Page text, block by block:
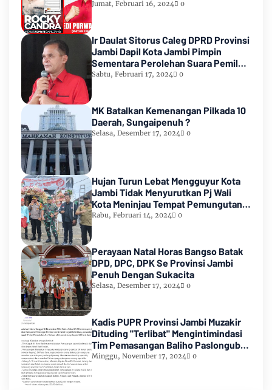
Count KPU RI
Jumat, Februari 16, 2024 0
Ir Daulat Sitorus Caleg DPRD Provinsi
Jambi Dapil Kota Jambi Pimpin
Sementara Perolehan Suara Pemilu
2024
Sabtu, Februari 17, 2024 0
MK Batalkan Kemenangan Pilkada 10
Daerah, Sungaipenuh ?
Selasa, Desember 17, 2024 0
Hujan Turun Lebat Mengguyur Kota
Jambi Tidak Menyurutkan Pj Wali
Kota Meninjau Tempat Pemungutan
Suara Pemilu 2024
Rabu, Februari 14, 2024 0
Perayaan Natal Horas Bangso Batak
DPD, DPC, DPK Se Provinsi Jambi
Penuh Dengan Sukacita
Selasa, Desember 17, 2024 0
Kadis PUPR Provinsi Jambi Muzakir
Dituding "Terlibat" Mengintimindasi
Tim Pemasangan Baliho Paslongub
Romi-Sudirman
Minggu, November 17, 2024 0